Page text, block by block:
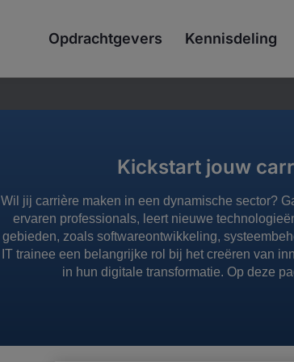
Opdrachtgevers Kennisdeling
Kickstart jouw
Wil jij carrière maken in een dynamische sector?
ervaren professionals, leert nieuwe
gebieden, zoals softwareontwikkeling,
IT trainee een belangrijke rol bij het creëren van
in hun digitale transformatie. Op deze